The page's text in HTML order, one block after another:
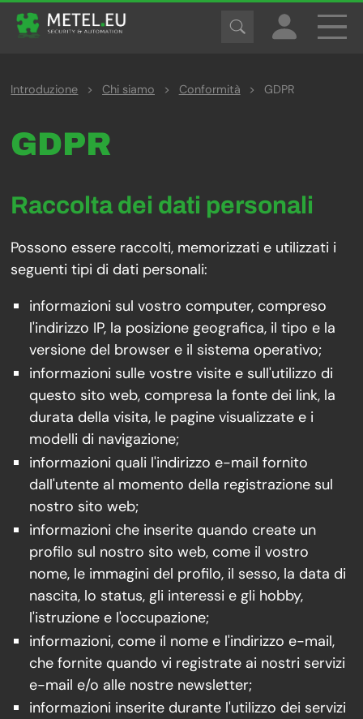
Introduzione > Chi siamo > Conformità > GDPR
GDPR
Raccolta dei dati personali
Possono essere raccolti, memorizzati e utilizzati i
seguenti tipi di dati personali:
informazioni sul vostro computer, compreso
l'indirizzo IP, la posizione geografica, il tipo e la
versione del browser e il sistema operativo;
informazioni sulle vostre visite e sull'utilizzo di
questo sito web, compresa la fonte dei link, la
durata della visita, le pagine visualizzate e i
modelli di navigazione;
informazioni quali l'indirizzo e-mail fornito
dall'utente al momento della registrazione sul
nostro sito web;
informazioni che inserite quando create un
profilo sul nostro sito web, come il vostro
nome, le immagini del profilo, il sesso, la data di
nascita, lo status, gli interessi e gli hobby,
l'istruzione e l'occupazione;
informazioni, come il nome e l'indirizzo e-mail,
che fornite quando vi registrate ai nostri servizi
e-mail e/o alle nostre newsletter;
informazioni inserite durante l'utilizzo dei servizi